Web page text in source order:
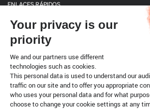
ENLACES RÁPIDOS
Informaciones generales
Boletín
Código terrestre
Cookies
Your privacy is our
priority
We and our partners use different
technologies such as cookies.
This personal data is used to understand our
traffic on our site and to offer you appropriate
who uses your personal data and for what
choose to change your cookie settings at any